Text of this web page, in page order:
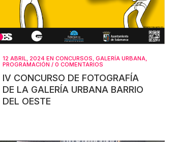
12 ABRIL, 2024 EN CONCURSOS, GALERÍA URBANA,
PROGRAMACIÓN / 0 COMENTARIOS
IV CONCURSO DE FOTOGRAFÍA
DE LA GALERÍA URBANA BARRIO
DEL OESTE